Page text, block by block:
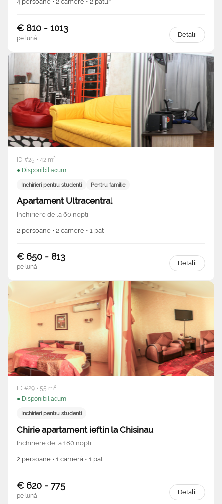
4 persoane • 2 camere • 2 paturi
€ 810 - 1013
pe lună Detalii
ID #25 • 42 m²
● Disponibil acum
Inchirieri pentru studenti Pentru familie
Apartament Ultracentral
Închiriere de la 60 nopți
2 persoane • 2 camere • 1 pat
€ 650 - 813
pe lună Detalii
ID #29 • 55 m²
● Disponibil acum
Inchirieri pentru studenti
Chirie apartament ieftin la Chisinau
Închiriere de la 180 nopți
2 persoane • 1 cameră • 1 pat
€ 620 - 775
pe lună Detalii